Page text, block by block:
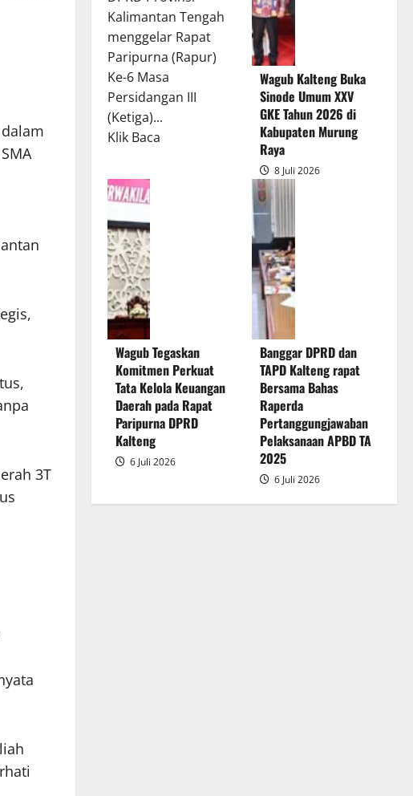
3T
Kalimantan Tengah
menggelar Rapat
Paripurna (Rapur)
Ke-6 Masa
Persidangan III
(Ketiga)...
Klik BacaRead
Raperda
Pertanggungjawaban
Pelaksanaan
APBD
Wagub Kalteng Buka
Sinode Umum XXV
GKE Tahun 2026 di
Kabupaten Murung
Raya
8 Juli 2026
Wagub Tegaskan
Komitmen Perkuat
Tata Kelola Keuangan
Daerah pada Rapat
Paripurna DPRD
Kalteng
6 Juli 2026
Banggar DPRD dan
TAPD Kalteng rapat
Bersama Bahas
Raperda
Pertanggungjawaban
Pelaksanaan APBD TA
2025
6 Juli 2026